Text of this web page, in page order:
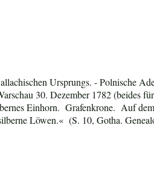
Ursprungs. - Polnische
30. Dezember 1782 (beides
Einhorn. Grafenkrone. Auf
Löwen.« (S. 10, Gotha.